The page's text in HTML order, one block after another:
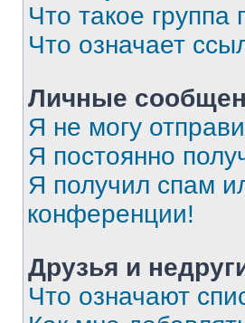
Что такое
Что означает
Личные
Я не могу
Я постоянно
Я получил спам
конференции!
Друзья и
Что означают